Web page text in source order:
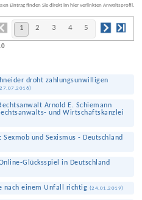
Eintrag finden Sie direkt im hier verlinkten Anwaltsprofil.
1 2 3 4 5
droht zahlungs­unwilligen
27.07.2016)
Arnold E. Schiemann
und Wirtschaftskanzlei
und Sexismus - Deutschland
Glücksspiel in Deutschland
nach einem Unfall richtig (24.01.2019)